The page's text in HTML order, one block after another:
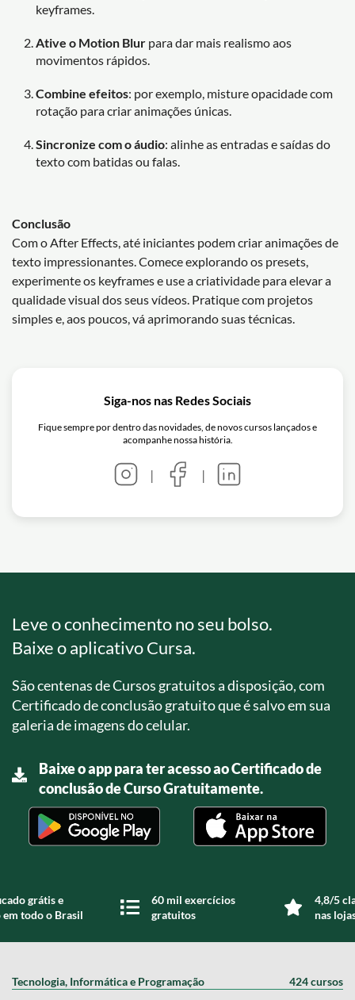
keyframes.
Ative o Motion Blur para dar mais realismo aos
movimentos rápidos.
Combine efeitos: por exemplo, misture opacidade com
rotação para criar animações únicas.
Sincronize com o áudio: alinhe as entradas e saídas do
texto com batidas ou falas.
Conclusão
Com o After Effects, até iniciantes podem criar animações de
texto impressionantes. Comece explorando os presets,
experimente os keyframes e use a criatividade para elevar a
qualidade visual dos seus vídeos. Pratique com projetos
simples e, aos poucos, vá aprimorando suas técnicas.
Siga-nos nas Redes Sociais
Fique sempre por dentro das novidades, de novos cursos lançados e
acompanhe nossa história.
| |
Leve o conhecimento no seu bolso.
Baixe o aplicativo Cursa.
São centenas de Cursos gratuitos a disposição, com
Certificado de conclusão gratuito que é salvo em sua
galeria de imagens do celular.
Baixe o app para ter acesso ao Certificado de
conclusão de Curso Gratuitamente.
grátis e
todo o Brasil
60 mil exercícios
gratuitos
4,8/5
nas
Tecnologia, Informática e Programação 424 cursos